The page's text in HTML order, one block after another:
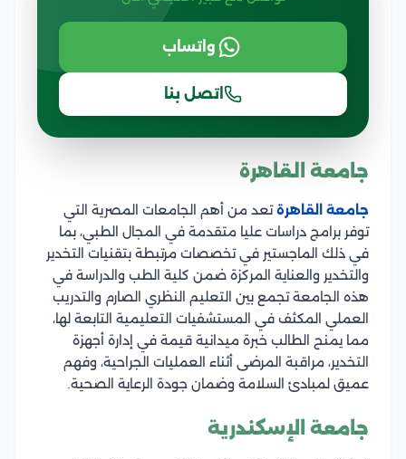
واتساب
اتصل بنا
جامعة القاهرة
جامعة القاهرةتعد من أهم الجامعات المصرية التي
توفر برامج دراسات عليا متقدمة في المجال الطبي، بما
في ذلك الماجستير في تخصصات مرتبطة بتقنيات التخدير
والتخدير والعناية المركزة ضمن كلية الطب والدراسة في
هذه الجامعة تجمع بين التعليم النظري الصارم والتدريب
العملي المكثف في المستشفيات التعليمية التابعة لها،
مما يمنح الطالب خبرة ميدانية قيمة في إدارة أجهزة
التخدير، مراقبة المرضى أثناء العمليات الجراحية، وفهم
عميق لمبادئ السلامة وضمان جودة الرعاية الصحية.
جامعة الإسكندرية